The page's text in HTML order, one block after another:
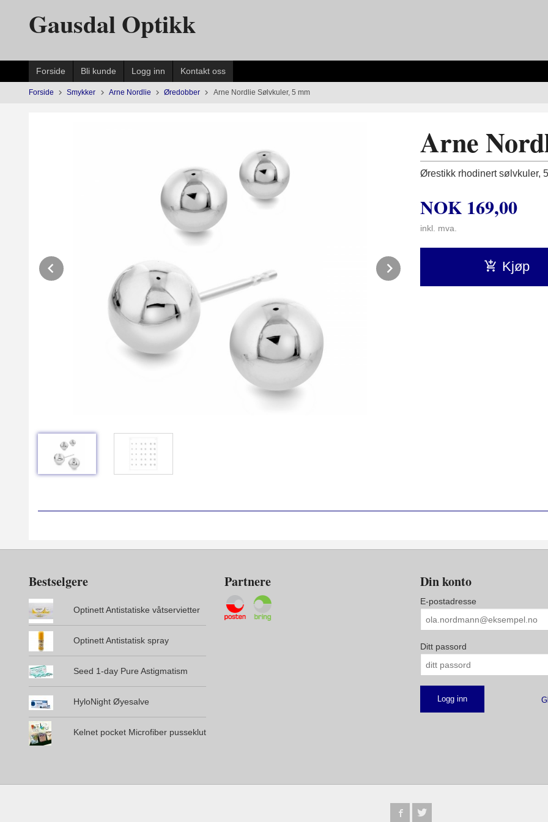
innholdetGausdal Optikk
Forside Bli kunde Logg inn Kontakt oss
Forside Smykker Arne Nordlie Øredobber Arne Nordlie Sølvkuler, 5 mm
Arne
Ørestikk rhodinert sølvkuler,
NOK 169,00
inkl. mva.
Kjøp
Bestselgere
Optinett Antistatiske våtservietter
Optinett Antistatisk spray
Seed 1-day Pure Astigmatism
HyloNight Øyesalve
Kelnet pocket Microfiber pusseklut
Partnere Din konto
E-postadresse
Ditt passord